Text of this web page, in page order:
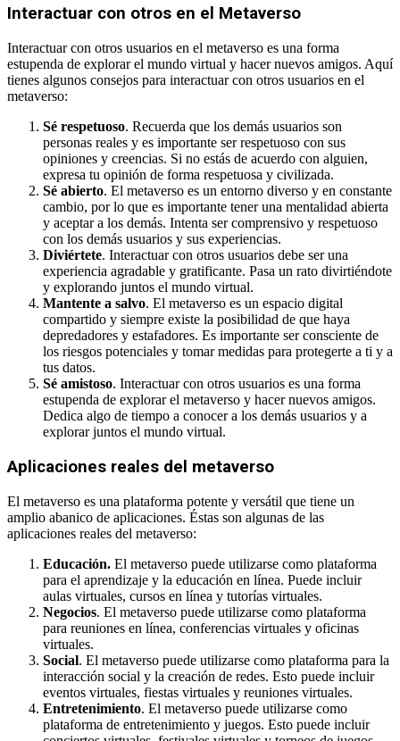
Interactuar con otros en el Metaverso
Interactuar con otros usuarios en el metaverso es una forma
estupenda de explorar el mundo virtual y hacer nuevos amigos. Aquí
tienes algunos consejos para interactuar con otros usuarios en el
metaverso:
Sé respetuoso. Recuerda que los demás usuarios son
personas reales y es importante ser respetuoso con sus
opiniones y creencias. Si no estás de acuerdo con alguien,
expresa tu opinión de forma respetuosa y civilizada.
Sé abierto. El metaverso es un entorno diverso y en constante
cambio, por lo que es importante tener una mentalidad abierta
y aceptar a los demás. Intenta ser comprensivo y respetuoso
con los demás usuarios y sus experiencias.
Diviértete. Interactuar con otros usuarios debe ser una
experiencia agradable y gratificante. Pasa un rato divirtiéndote
y explorando juntos el mundo virtual.
Mantente a salvo. El metaverso es un espacio digital
compartido y siempre existe la posibilidad de que haya
depredadores y estafadores. Es importante ser consciente de
los riesgos potenciales y tomar medidas para protegerte a ti y a
tus datos.
Sé amistoso. Interactuar con otros usuarios es una forma
estupenda de explorar el metaverso y hacer nuevos amigos.
Dedica algo de tiempo a conocer a los demás usuarios y a
explorar juntos el mundo virtual.
Aplicaciones reales del metaverso
El metaverso es una plataforma potente y versátil que tiene un
amplio abanico de aplicaciones. Éstas son algunas de las
aplicaciones reales del metaverso:
Educación. El metaverso puede utilizarse como plataforma
para el aprendizaje y la educación en línea. Puede incluir
aulas virtuales, cursos en línea y tutorías virtuales.
Negocios. El metaverso puede utilizarse como plataforma
para reuniones en línea, conferencias virtuales y oficinas
virtuales.
Social. El metaverso puede utilizarse como plataforma para la
interacción social y la creación de redes. Esto puede incluir
eventos virtuales, fiestas virtuales y reuniones virtuales.
Entretenimiento. El metaverso puede utilizarse como
plataforma de entretenimiento y juegos. Esto puede incluir